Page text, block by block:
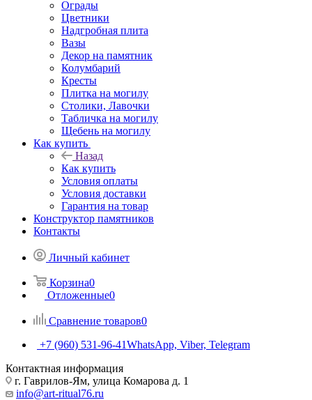
Ограды
Цветники
Надгробная плита
Вазы
Декор на памятник
Колумбарий
Кресты
Плитка на могилу
Столики, Лавочки
Табличка на могилу
Щебень на могилу
Как купить
Назад
Как купить
Условия оплаты
Условия доставки
Гарантия на товар
Конструктор памятников
Контакты
Личный кабинет
Корзина0
Отложенные0
Сравнение товаров0
+7 (960) 531-96-41WhatsApp, Viber, Telegram
Контактная информация
г. Гаврилов-Ям, улица Комарова д. 1
info@art-ritual76.ru